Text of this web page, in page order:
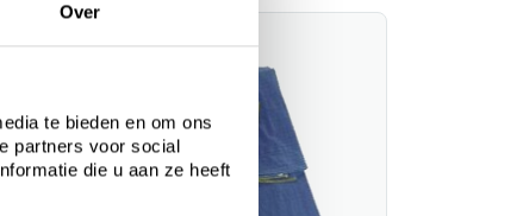
Over
te bieden en om ons
partners voor social
die u aan ze heeft
Sale